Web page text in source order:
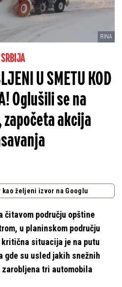
RINA
SRBIJA
U SMETU KOD
Oglušili se na
akcija
kao željeni izvor na Googlu
čitavom području opštine
u planinskom području
situacija je na putu
gde su usled jakih snežnih
tri automobila